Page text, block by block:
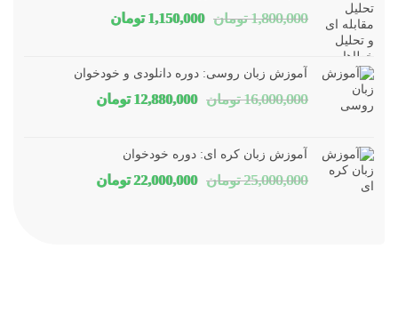
1,800,000 تومان قیمت
بود.
1,150,000 تومانقیمت
است.
آموزش زبان روسی: دوره دانلودی و خودخوان
16,000,000 تومان قیمت
بود.
12,880,000 تومانقیمت
آموزش زبان کره ای: دوره خودخوان
25,000,000 تومان قیمت
22,000,000 تومانقیمت